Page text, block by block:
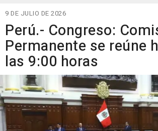
9 DE JULIO DE 2026
Perú.- Congreso:
Permanente se reúne
las 9:00 horas